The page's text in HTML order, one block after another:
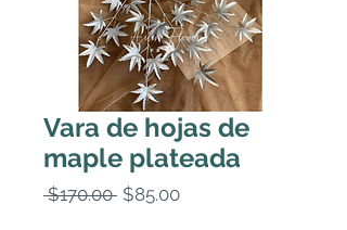
Vara de hojas de
maple plateada
$170.00 Precio
$85.00Precio